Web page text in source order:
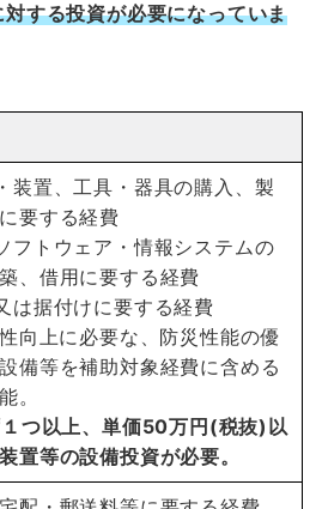
する投資が必要になっていま
置、工具・器具の購入、製
要する経費
トウェア・情報システムの
、借用に要する経費
据付けに要する経費
向上に必要な、防災性能の優
備等を補助対象経費に含める
。
つ以上、単価50万円(税抜)以
置等の設備投資が必要。